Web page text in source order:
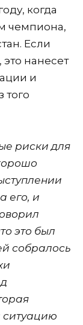
когда
чемпиона,
Если
это нанесет
и
того
риски для
его, и
это был
собралось
ситуацию